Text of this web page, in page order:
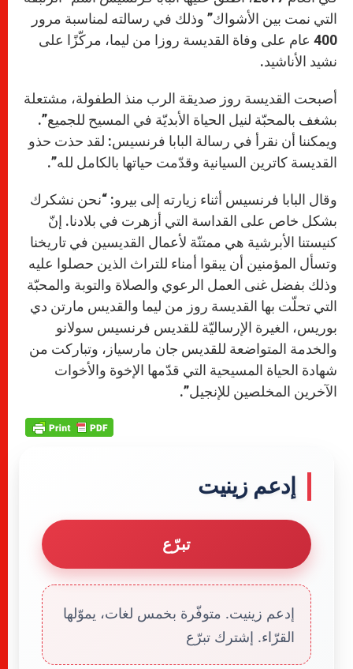
التي نمت بين الأشواك” وذلك في رسالته لمناسبة مرور
400 عام على وفاة القديسة روزا من ليما، مركّزًا على
نشيد الأناشيد.
أصبحت القديسة روز صديقة الرب منذ الطفولة، مشتعلة
بشغف بالمحبّة لنيل الحياة الأبديّة في المسيح للجميع”.
ويمكننا أن نقرأ في رسالة البابا فرنسيس: لقد حذت حذو
القديسة كاترين السيانية وقدّمت حياتها بالكامل لله”.
وقال البابا فرنسيس أثناء زيارته إلى بيرو: “نحن نشكرك
بشكل خاص على القداسة التي أزهرت في بلادنا. إنّ
كنيستنا الأبرشية هي ممتنّة لأعمال القديسين في تاريخنا
وتسأل المؤمنين أن يبقوا أمناء للتراث الذين حصلوا عليه
وذلك بفضل غنى العمل الرعوي والصلاة والتوبة والمحبّة
التي تحلّت بها القديسة روز من ليما والقديس مارتن دي
بوريس، الغيرة الإرساليّة للقديس فرنسيس سولانو
والخدمة المتواضعة للقديس جان مارسياز، وتباركت من
شهادة الحياة المسيحية التي قدّمها الإخوة والأخوات
الآخرين المخلصين للإنجيل”.
إدعم زينيت
تبرّع
إدعم زينيت. متوفّرة بخمس لغات، يموّلها
القرّاء. إشترك تبرّع